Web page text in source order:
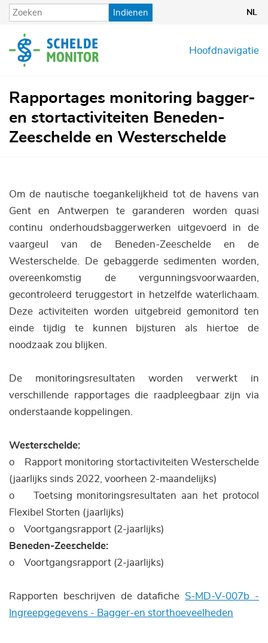
Overslaan
en
de
inhoud
Indienen NL
Hoofdnavigatie
Rapportages monitoring bagger-
en stortactiviteiten Beneden-
Zeeschelde en Westerschelde
Om de nautische toegankelijkheid tot de havens van
Gent en Antwerpen te garanderen worden quasi
continu onderhoudsbaggerwerken uitgevoerd in de
vaargeul van de Beneden-Zeeschelde en de
Westerschelde. De gebaggerde sedimenten worden,
overeenkomstig de vergunningsvoorwaarden,
gecontroleerd teruggestort in hetzelfde waterlichaam.
Deze activiteiten worden uitgebreid gemonitord ten
einde tijdig te kunnen bijsturen als hiertoe de
noodzaak zou blijken.
De monitoringsresultaten worden verwerkt in
verschillende rapportages die raadpleegbaar zijn via
onderstaande koppelingen.
Westerschelde:
o Rapport monitoring stortactiviteiten Westerschelde
(jaarlijks sinds 2022, voorheen 2-maandelijks)
o Toetsing monitoringsresultaten aan het protocol
Flexibel Storten (jaarlijks)
o Voortgangsrapport (2-jaarlijks)
Beneden-Zeeschelde:
o Voortgangsrapport (2-jaarlijks)
Rapporten beschrijven de datafiche S-MD-V-007b -
Ingreepgegevens - Bagger-en storthoeveelheden